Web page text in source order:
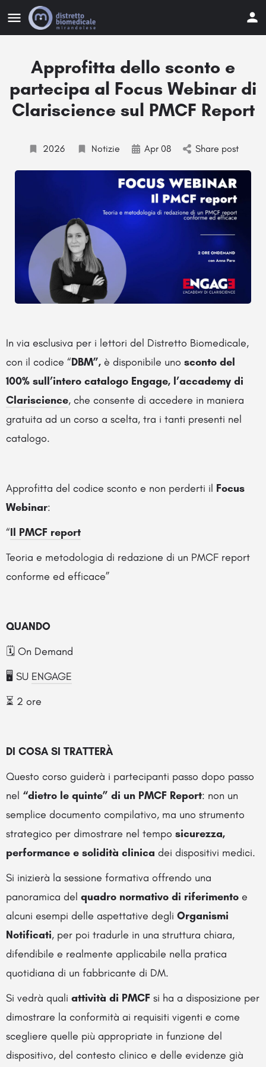
Approfitta dello sconto e
partecipa al Focus Webinar di
Clariscience sul PMCF Report
2026 Notizie Apr 08 Share post
In via esclusiva per i lettori del Distretto Biomedicale,
con il codice “DBM”, è disponibile uno sconto del
100% sull’intero catalogo Engage, l’accademy di
Clariscience, che consente di accedere in maniera
gratuita ad un corso a scelta, tra i tanti presenti nel
catalogo.
Approfitta del codice sconto e non perderti il Focus
Webinar:
“Il PMCF report
Teoria e metodologia di redazione di un PMCF report
conforme ed efficace”
QUANDO
🗓️ On Demand
🖥️ SU ENGAGE
⏳ 2 ore
DI COSA SI TRATTERÀ
Questo corso guiderà i partecipanti passo dopo passo
nel “dietro le quinte” di un PMCF Report: non un
semplice documento compilativo, ma uno strumento
strategico per dimostrare nel tempo sicurezza,
performance e solidità clinica dei dispositivi medici.
Si inizierà la sessione formativa offrendo una
panoramica del quadro normativo di riferimento e
alcuni esempi delle aspettative degli Organismi
Notificati, per poi tradurle in una struttura chiara,
difendibile e realmente applicabile nella pratica
quotidiana di un fabbricante di DM.
Si vedrà quali attività di PMCF si ha a disposizione per
dimostrare la conformità ai requisiti vigenti e come
scegliere quelle più appropriate in funzione del
dispositivo, del contesto clinico e delle evidenze già